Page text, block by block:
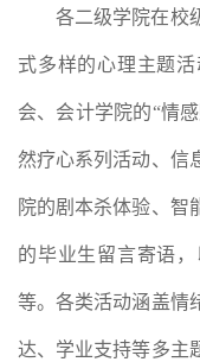
各二级学院在校
式多样的心理主题
会、会计学院的“情
然疗心系列活动、信
院的剧本杀体验、智
的毕业生留言寄语
等。各类活动涵盖情
达、学业支持等多主